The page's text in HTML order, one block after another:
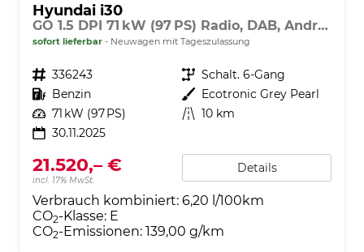
Hyundai i30
GO 1.5 DPI 71 kW (97 PS) Radio, DAB, Android Auto, Apple CarPlay, Navigationssystem, Bluetooth, Klimaanlage, Lenkradheizung, Sitzheizung, Rückfahrkamera, Einparkhilfe vorne und hinten, 16 Zoll Leichtmetallfelgen, uvm.
sofort lieferbar Neuwagen mit Tageszulassung
Fahrzeugnr. 336243 Getriebe Schalt. 6-Gang
Kraftstoff Benzin Außenfarbe Ecotronic Grey Pearl
Leistung 71 kW (97 PS) Kilometerstand 10 km
30.11.2025
21.520,– €
incl. 17% MwSt.
Details
Verbrauch kombiniert: 6,20 l/100km
CO2-Klasse: E
CO2-Emissionen: 139,00 g/km